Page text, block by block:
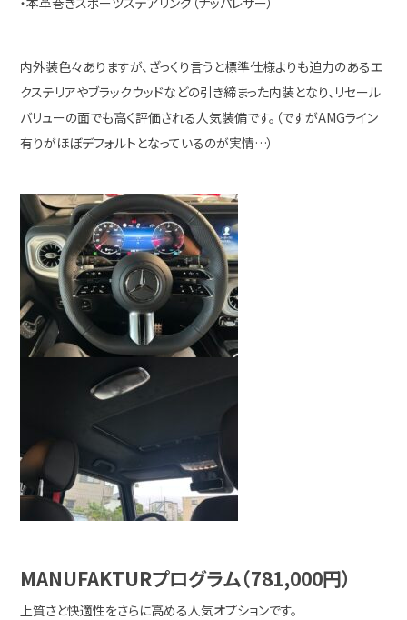
内外装色々ありますが、ざっくり言うと標準仕様よりも迫力のあるエ
クステリアやブラックウッドなどの引き締まった内装となり、リセール
バリューの面でも高く評価される人気装備です。（ですがAMGライン
有りがほぼデフォルトとなっているのが実情…）
MANUFAKTURプログラム（781,000円）
上質さと快適性をさらに高める人気オプションです。